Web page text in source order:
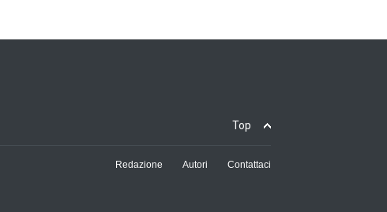
Top
Redazione Autori Contattaci